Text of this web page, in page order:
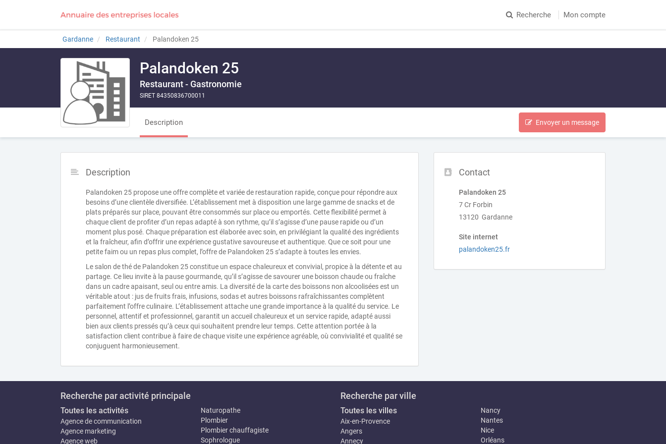
Recherche Mon compte
Gardanne Restaurant Palandoken 25
Palandoken 25
Restaurant - Gastronomie
SIRET 84350836700011
Description Envoyer un message
Contact
Palandoken 25
7 Cr Forbin
13120 Gardanne
Site internet
palandoken25.fr
Description
Palandoken 25 propose une offre complète et variée de restauration rapide, conçue pour répondre aux
besoins d’une clientèle diversifiée. L’établissement met à disposition une large gamme de snacks et de
plats préparés sur place, pouvant être consommés sur place ou emportés. Cette flexibilité permet à
chaque client de profiter d’un repas adapté à son rythme, qu’il s’agisse d’une pause rapide ou d’un
moment plus posé. Chaque préparation est élaborée avec soin, en privilégiant la qualité des ingrédients
et la fraîcheur, afin d’offrir une expérience gustative savoureuse et authentique. Que ce soit pour une
petite faim ou un repas plus complet, l’offre de Palandoken 25 s’adapte à toutes les envies.
Le salon de thé de Palandoken 25 constitue un espace chaleureux et convivial, propice à la détente et au
partage. Ce lieu invite à la pause gourmande, qu’il s’agisse de savourer une boisson chaude ou fraîche
dans un cadre apaisant, seul ou entre amis. La diversité de la carte des boissons non alcoolisées est un
véritable atout : jus de fruits frais, infusions, sodas et autres boissons rafraîchissantes complètent
parfaitement l’offre culinaire. L’établissement attache une grande importance à la qualité du service. Le
personnel, attentif et professionnel, garantit un accueil chaleureux et un service rapide, adapté aussi
bien aux clients pressés qu’à ceux qui souhaitent prendre leur temps. Cette attention portée à la
satisfaction client contribue à faire de chaque visite une expérience agréable, où convivialité et qualité se
conjuguent harmonieusement.
Recherche par activité principale
Toutes les activités
Agence de communication
Agence marketing
Agence web
Naturopathe
Plombier
Plombier chauffagiste
Sophrologue
Recherche par ville
Toutes les villes
Aix-en-Provence
Angers
Annecy
Nancy
Nantes
Nice
Orléans